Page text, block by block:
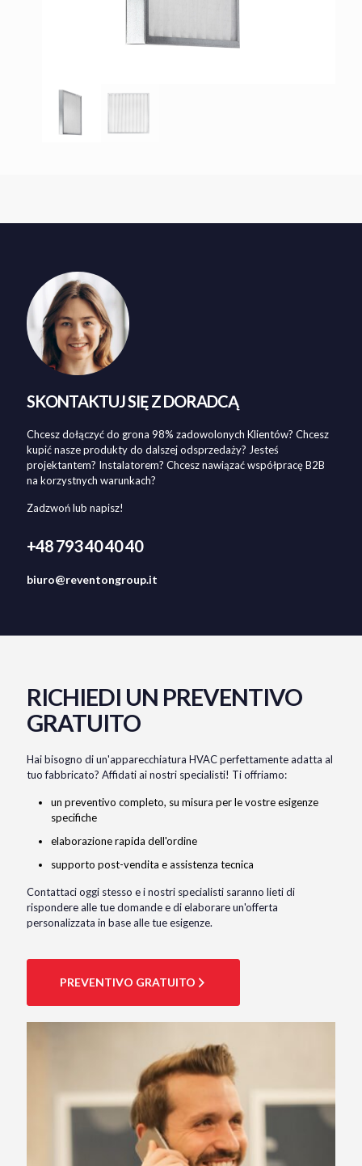
SKONTAKTUJ SIĘ Z DORADCĄ
Chcesz dołączyć do grona 98% zadowolonych Klientów? Chcesz
kupić nasze produkty do dalszej odsprzedaży? Jesteś
projektantem? Instalatorem? Chcesz nawiązać współpracę B2B
na korzystnych warunkach?
Zadzwoń lub napisz!
+48 793 40 40 40
biuro@reventongroup.it
RICHIEDI UN PREVENTIVO
GRATUITO
Hai bisogno di un'apparecchiatura HVAC perfettamente adatta al
tuo fabbricato? Affidati ai nostri specialisti! Ti offriamo:
un preventivo completo, su misura per le vostre esigenze
specifiche
elaborazione rapida dell'ordine
supporto post-vendita e assistenza tecnica
Contattaci oggi stesso e i nostri specialisti saranno lieti di
rispondere alle tue domande e di elaborare un'offerta
personalizzata in base alle tue esigenze.
PREVENTIVO GRATUITO